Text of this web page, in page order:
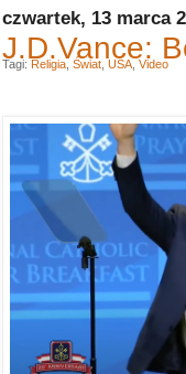
czwartek, 13 marca
J.D.Vance:
Tagi: Religia Świat USA Video